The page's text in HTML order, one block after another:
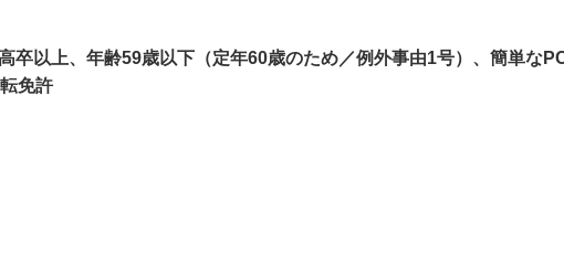
卒以上、年齢59歳以下（定年60歳のため／例外事由1号）、簡単
免許